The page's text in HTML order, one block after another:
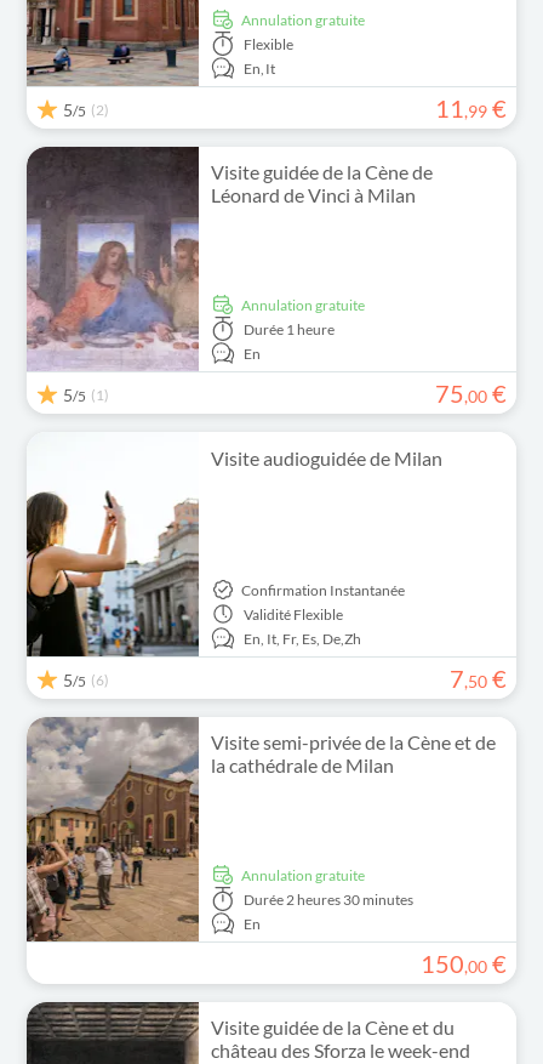
Annulation gratuite
Flexible
En, It
5/5 (2) 11,99 €
Visite guidée de la Cène de
Léonard de Vinci à Milan
Annulation gratuite
Durée 1 heure
En
5/5 (1) 75,00 €
Visite audioguidée de Milan
Confirmation Instantanée
Validité Flexible
En, It, Fr, Es, De,Zh
5/5 (6) 7,50 €
Visite semi-privée de la Cène et de
la cathédrale de Milan
Annulation gratuite
Durée 2 heures 30 minutes
En
150,00 €
Visite guidée de la Cène et du
château des Sforza le week-end